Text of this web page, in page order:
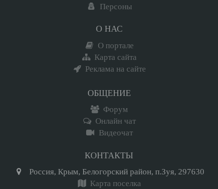
Персоны
О НАС
О портале
Карта сайта
Реклама на сайте
ОБЩЕНИЕ
Форум
Онлайн чат
Видеочат
КОНТАКТЫ
Россия, Крым, Белогорский район, п.Зуя, 297630
Карта поселка